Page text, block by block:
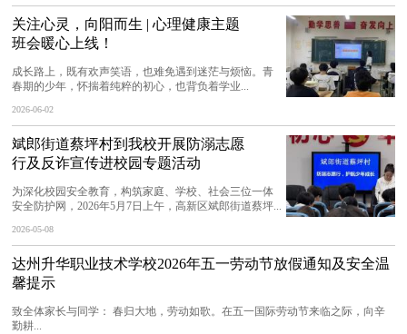
关注心灵，向阳而生 | 心理健康主题
班会暖心上线！
成长路上，既有欢声笑语，也难免遇到迷茫与烦恼。青
春期的少年，怀揣着纯粹的初心，也背负着学业...
2026-06-02
斌郎街道蔡坪村到我校开展防溺志愿
行及反诈宣传进校园专题活动
为深化校园安全教育，构筑家庭、学校、社会三位一体
安全防护网，2026年5月7日上午，高新区斌郎街道蔡坪...
2026-05-08
达州升华职业技术学校2026年五一劳动节放假通知及安全温
馨提示
致全体家长与同学： 春归大地，劳动如歌。在五一国际劳动节来临之际，向辛
勤耕...